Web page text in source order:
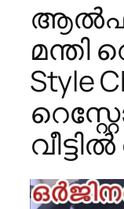
മന്തി
Style